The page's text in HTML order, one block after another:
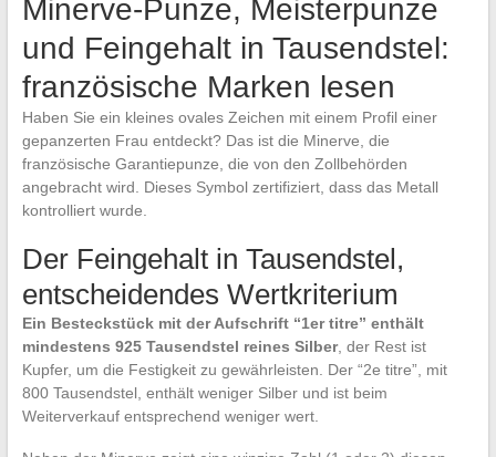
Minerve-Punze, Meisterpunze
und Feingehalt in Tausendstel:
französische Marken lesen
Haben Sie ein kleines ovales Zeichen mit einem Profil einer
gepanzerten Frau entdeckt? Das ist die Minerve, die
französische Garantiepunze, die von den Zollbehörden
angebracht wird. Dieses Symbol zertifiziert, dass das Metall
kontrolliert wurde.
Der Feingehalt in Tausendstel,
entscheidendes Wertkriterium
Ein Besteckstück mit der Aufschrift “1er titre” enthält
mindestens 925 Tausendstel reines Silber, der Rest ist
Kupfer, um die Festigkeit zu gewährleisten. Der “2e titre”, mit
800 Tausendstel, enthält weniger Silber und ist beim
Weiterverkauf entsprechend weniger wert.